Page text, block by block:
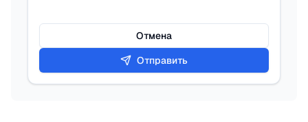
Отмена
Отправить